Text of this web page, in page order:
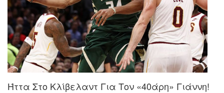
Ήττα Στο Κλίβελαντ Για Τον «40άρη» Γιάννη!